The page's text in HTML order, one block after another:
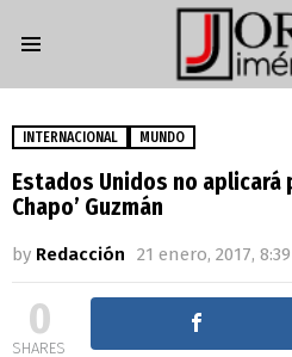
INTERNACIONAL MUNDO
Estados Unidos no aplicará
Chapo’ Guzmán
by Redacción 21 enero, 2017,
0
SHARES